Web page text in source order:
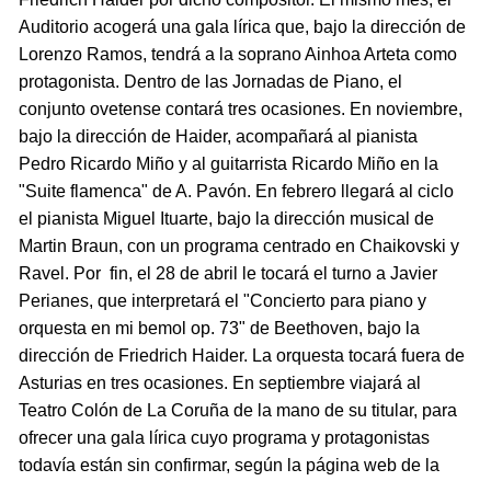
Auditorio acogerá una gala lírica que, bajo la dirección de
Lorenzo Ramos, tendrá a la soprano Ainhoa Arteta como
protagonista. Dentro de las Jornadas de Piano, el
conjunto ovetense contará tres ocasiones. En noviembre,
bajo la dirección de Haider, acompañará al pianista
Pedro Ricardo Miño y al guitarrista Ricardo Miño en la
"Suite flamenca" de A. Pavón. En febrero llegará al ciclo
el pianista Miguel Ituarte, bajo la dirección musical de
Martin Braun, con un programa centrado en Chaikovski y
Ravel. Por fin, el 28 de abril le tocará el turno a Javier
Perianes, que interpretará el "Concierto para piano y
orquesta en mi bemol op. 73" de Beethoven, bajo la
dirección de Friedrich Haider. La orquesta tocará fuera de
Asturias en tres ocasiones. En septiembre viajará al
Teatro Colón de La Coruña de la mano de su titular, para
ofrecer una gala lírica cuyo programa y protagonistas
todavía están sin confirmar, según la página web de la